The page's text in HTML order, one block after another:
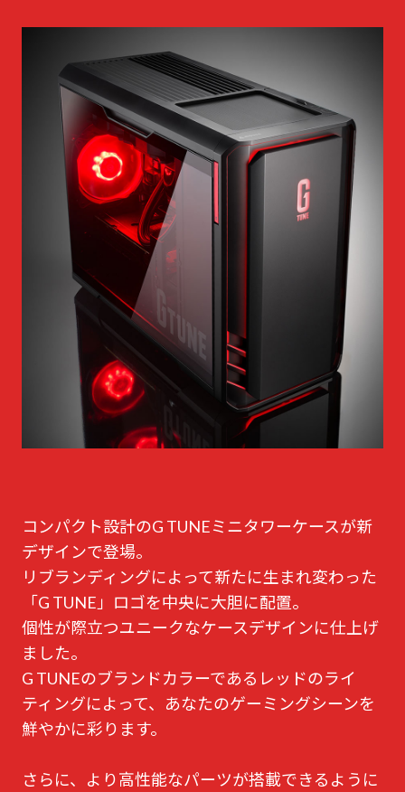
コンパクト設計のG TUNEミニタワーケースが新
デザインで登場。
リブランディングによって新たに生まれ変わった
「G TUNE」ロゴを中央に大胆に配置。
個性が際立つユニークなケースデザインに仕上げ
ました。
G TUNEのブランドカラーであるレッドのライ
ティングによって、あなたのゲーミングシーンを
鮮やかに彩ります。
さらに、より高性能なパーツが搭載できるように